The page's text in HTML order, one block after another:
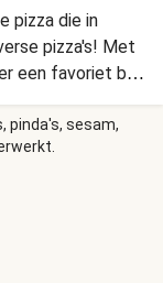
pizza die in
pizza's! Met
een favoriet bij.
en prosciutto
pinda's, sesam,